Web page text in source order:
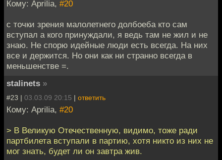
Кому: Aprilia, #20
с точки зрения малолетнего долбоеба кто сам
вступал а кого принуждали, я ведь там не жил и не
знаю. Не спорю идейные люди есть всегда. На них
все и держится. Но они как ни странно всегда в
меньшенстве =.
stalinets »
#23 | 03.03.09 20:15 | ответить
Кому: Aprilia, #20
> В Великую Отечественную, видимо, тоже ради
партбилета вступали в партию, хотя никто из них не
мог знать, будет ли он завтра жив.